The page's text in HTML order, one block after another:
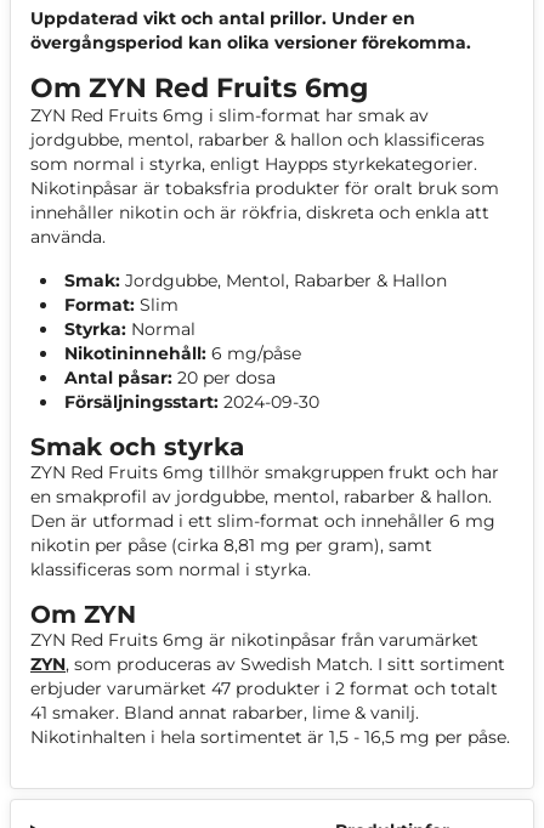
Uppdaterad vikt och antal prillor. Under en
övergångsperiod kan olika versioner förekomma.
Om ZYN Red Fruits 6mg
ZYN Red Fruits 6mg i slim-format har smak av
jordgubbe, mentol, rabarber & hallon och klassificeras
som normal i styrka, enligt Haypps styrkekategorier.
Nikotinpåsar är tobaksfria produkter för oralt bruk som
innehåller nikotin och är rökfria, diskreta och enkla att
använda.
Smak: Jordgubbe, Mentol, Rabarber & Hallon
Format: Slim
Styrka: Normal
Nikotininnehåll: 6 mg/påse
Antal påsar: 20 per dosa
Försäljningsstart: 2024-09-30
Smak och styrka
ZYN Red Fruits 6mg tillhör smakgruppen frukt och har
en smakprofil av jordgubbe, mentol, rabarber & hallon.
Den är utformad i ett slim-format och innehåller 6 mg
nikotin per påse (cirka 8,81 mg per gram), samt
klassificeras som normal i styrka.
Om ZYN
ZYN Red Fruits 6mg är nikotinpåsar från varumärket
ZYN, som produceras av Swedish Match. I sitt sortiment
erbjuder varumärket 47 produkter i 2 format och totalt
41 smaker. Bland annat rabarber, lime & vanilj.
Nikotinhalten i hela sortimentet är 1,5 - 16,5 mg per påse.